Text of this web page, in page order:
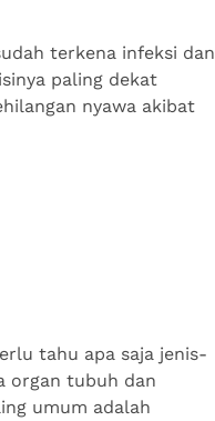
terkena infeksi dan
paling dekat
nyawa akibat
tahu apa saja jenis-
organ tubuh dan
umum adalah